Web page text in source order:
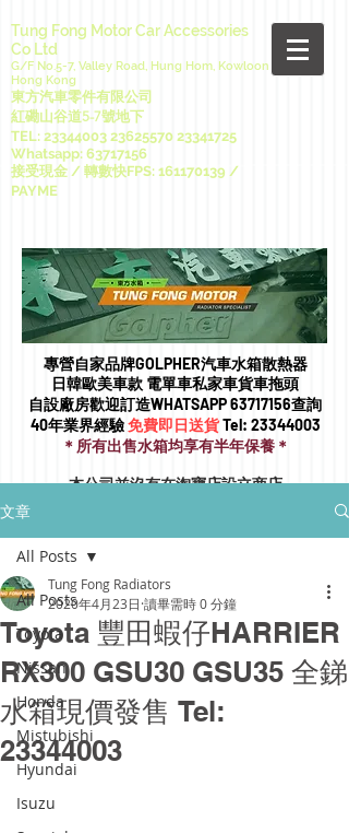
Tung Fong Motor Car Accessories
Co Ltd
G/F No.5-7, Valley Road, Hung Hom, Kowloon
Hong Kong
東方汽車零件有限公司
紅磡山谷道5-7號地下
TEL: 23344003 23625570 23341725
Whatsapp: 63717156
接受現金 / 轉數快FPS: 161170139 /
PAYME
專營自家品牌GOLPHER汽車水箱散熱器
日韓歐美車款 電單車私家車貨車拖頭​
自設廠房歡迎訂造WHATSAPP63717156查詢
40年業界經驗免費即日送貨Tel: 23344003
＊所有出售水箱均享有半年保養＊
本公司並沒有在淘寶店設立商店
文章
All Posts
Toyota
Nissan
Honda
Mistubishi
Hyundai
Isuzu
All Posts
Toyota 豐田蝦仔HARRIER
RX300 GSU30 GSU35 全銻
水箱現價發售 Tel:
23344003
Tung Fong Radiators
2020年4月23日 讀畢需時 0 分鐘